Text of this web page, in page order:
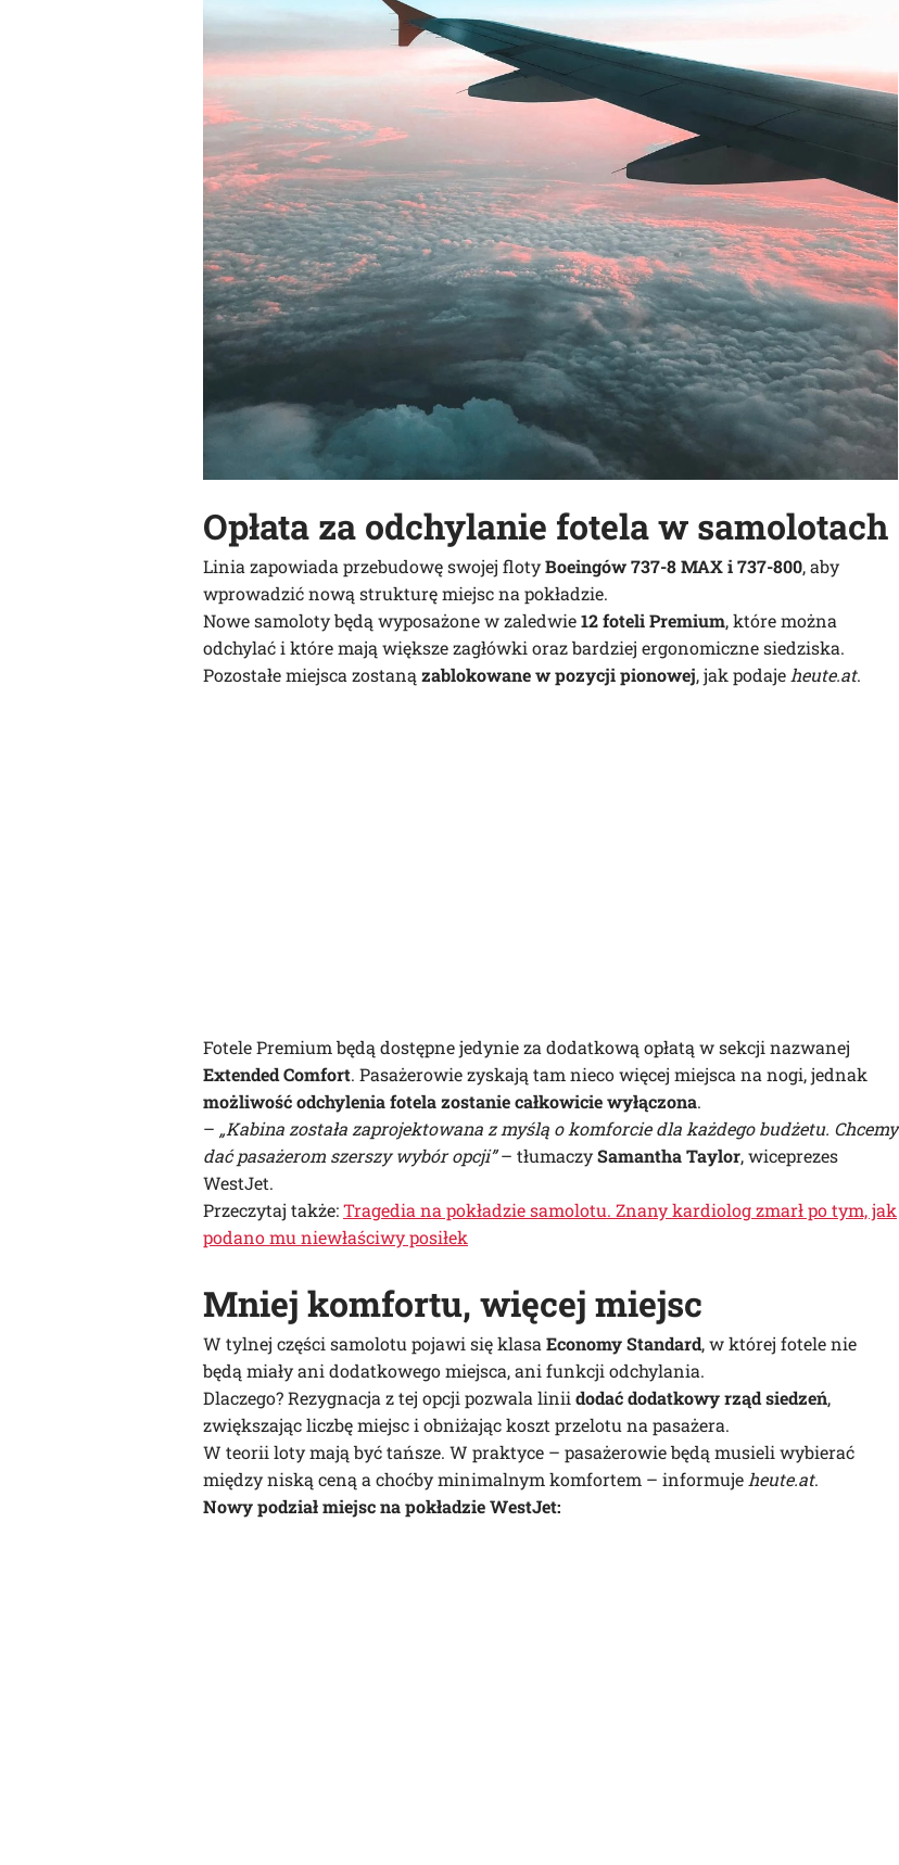
Opłata za odchylanie fotelaw samolotach
Linia zapowiada przebudowę swojej flotyBoeingów 737-8 MAX i 737-800, aby
wprowadzić nową strukturę miejsc na pokładzie.
Nowe samoloty będą wyposażone w zaledwie12 foteli Premium, które można
odchylać i które mają większe zagłówki oraz bardziej ergonomiczne siedziska.
Pozostałe miejsca zostanązablokowane w pozycji pionowej, jak podajeheute.at.
Fotele Premium będą dostępne jedynie za dodatkową opłatą w sekcji nazwanej
Extended Comfort. Pasażerowie zyskają tam nieco więcej miejsca na nogi, jednak
możliwość odchylenia fotela zostanie całkowicie wyłączona.
– „Kabina została zaprojektowana z myślą o komforcie dla każdego budżetu. Chcemy
dać pasażerom szerszy wybór opcji”– tłumaczySamantha Taylor, wiceprezes
WestJet.
Przeczytaj także:Tragedia na pokładzie samolotu. Znany kardiolog zmarł po tym, jak
podano mu niewłaściwy posiłek
Mniej komfortu, więcej miejsc
W tylnej części samolotu pojawi się klasaEconomy Standard, w której fotele nie
będą miały ani dodatkowego miejsca, ani funkcji odchylania.
Dlaczego? Rezygnacja z tej opcji pozwala liniidodać dodatkowy rząd siedzeń,
zwiększając liczbę miejsc i obniżając koszt przelotu na pasażera.
W teorii loty mają być tańsze. W praktyce – pasażerowie będą musieli wybierać
między niską ceną a choćby minimalnym komfortem – informujeheute.at.
Nowy podział miejsc na pokładzie WestJet: